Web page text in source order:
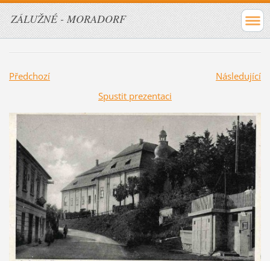
ZÁLUŽNÉ - MORADORF
Předchozí
Následující
Spustit prezentaci